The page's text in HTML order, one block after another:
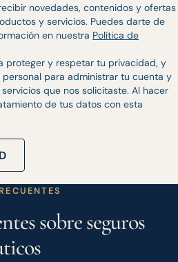
novedades, contenidos y ofertas
y servicios. Puedes darte de
en nuestra Política de
proteger y respetar tu privacidad, y
para administrar tu cuenta y
que nos solicitaste. Al hacer
de tus datos con esta
sobre seguros